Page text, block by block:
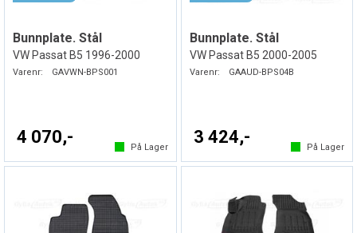
Bunnplate. Stål
VW Passat B5 1996-2000
Varenr: GAVWN-BPS001
4 070,-
På Lager
Bunnplate. Stål
VW Passat B5 2000-2005
Varenr: GAAUD-BPS04B
3 424,-
På Lager